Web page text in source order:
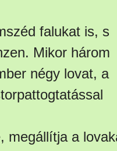
falukat is, s
Mikor három
négy lovat, a
megállítja a